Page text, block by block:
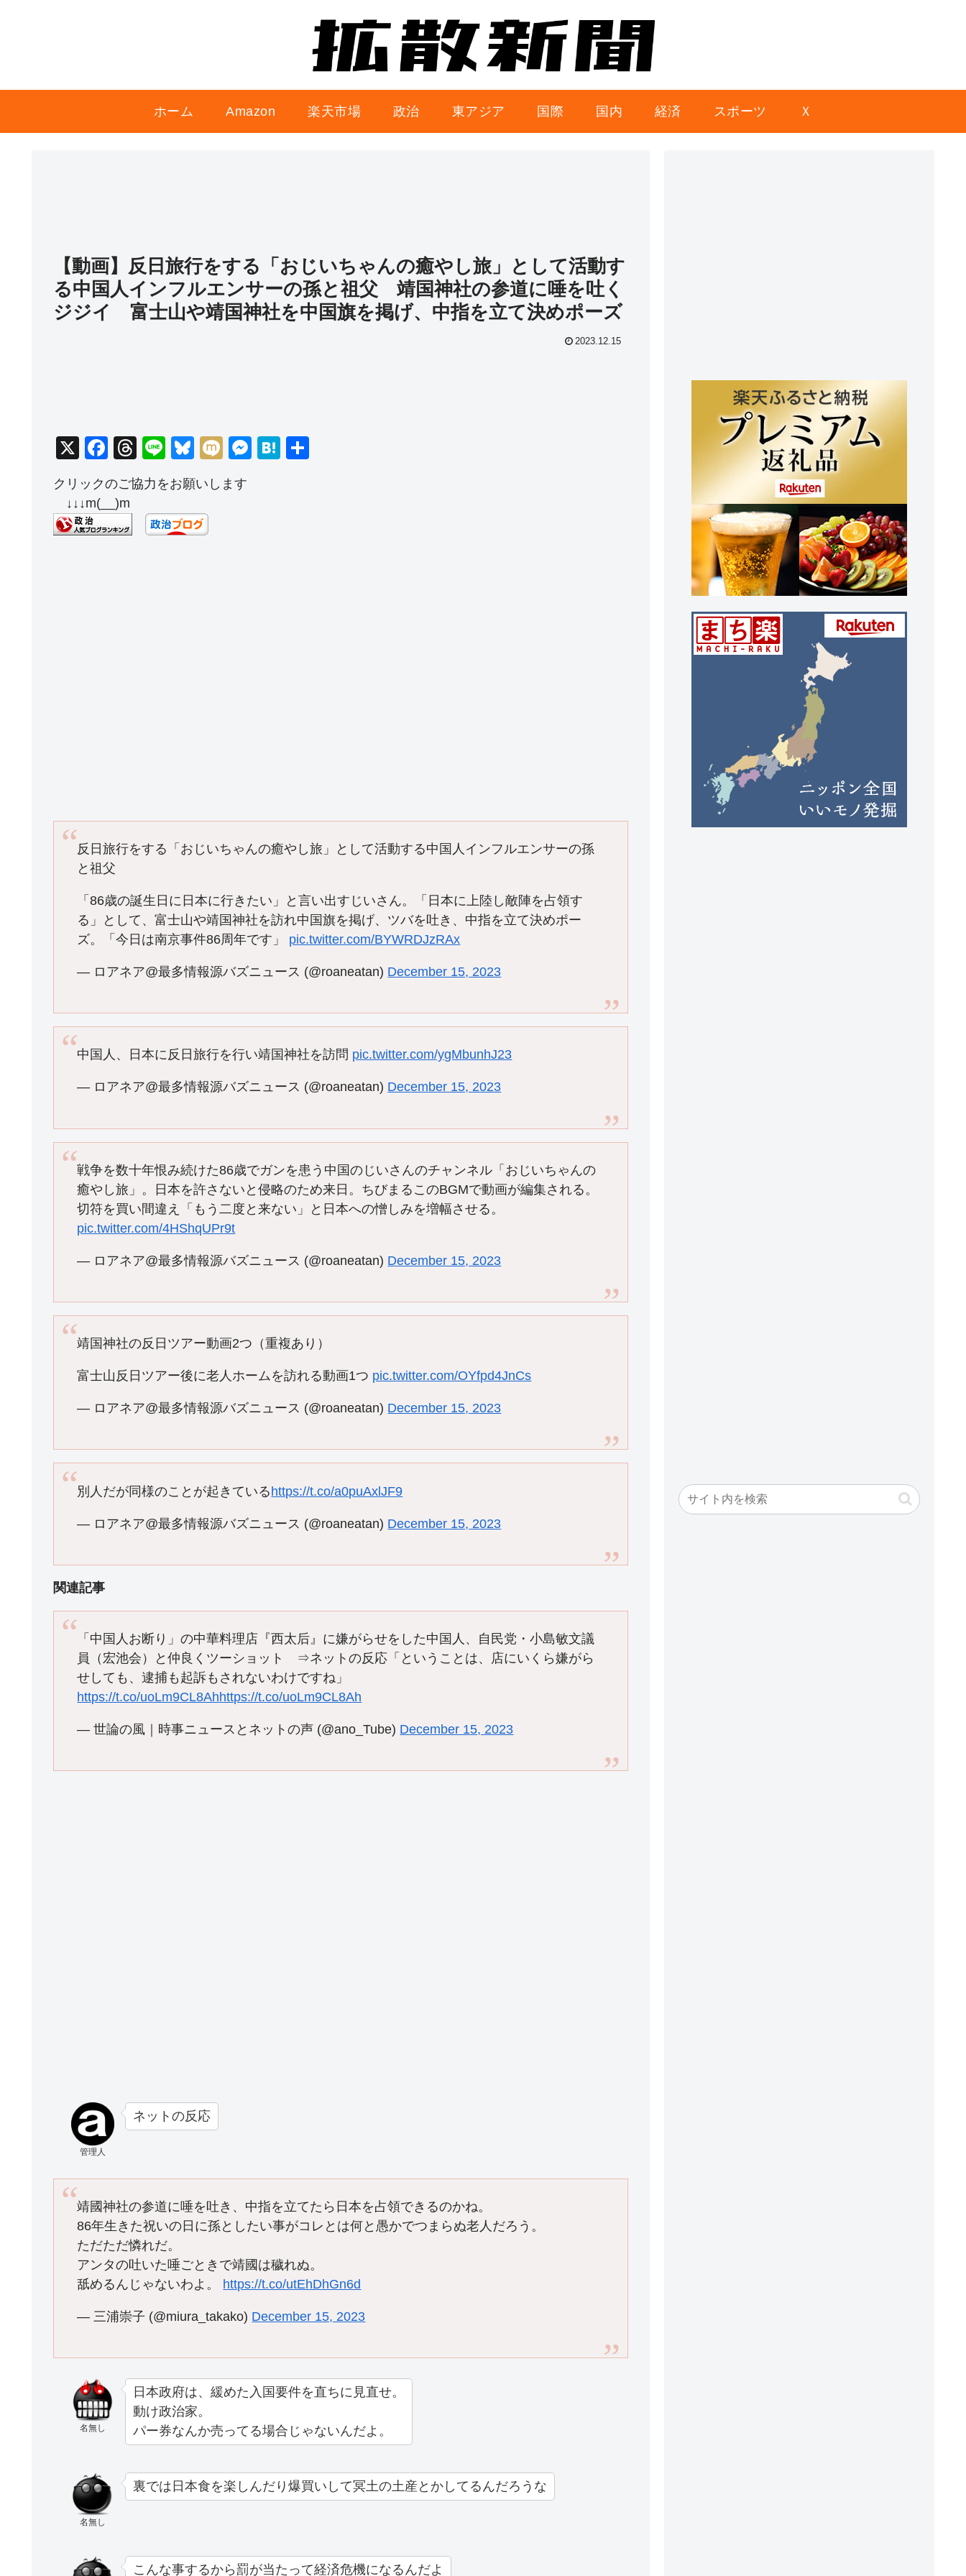
ホーム Amazon 楽天市場 政治 東アジア 国際 国内 経済 スポーツ Ｘ
【動画】反日旅行をする「おじいちゃんの癒やし旅」として活動す
る中国人インフルエンサーの孫と祖父 靖国神社の参道に唾を吐く
ジジイ 富士山や靖国神社を中国旗を掲げ、中指を立て決めポーズ
2023.12.15
X
F
c
e
b
T
hr
e
a
d
Li
e
Bl
e
sk
y
M
M
H
クリックのご協力をお願いします
↓↓↓m(__)m
反日旅行をする「おじいちゃんの癒やし旅」として活動する中国人インフルエンサーの孫
と祖父
「86歳の誕生日に日本に行きたい」と言い出すじいさん。「日本に上陸し敵陣を占領す
る」として、富士山や靖国神社を訪れ中国旗を掲げ、ツバを吐き、中指を立て決めポー
ズ。「今日は南京事件86周年です」 pic.twitter.com/BYWRDJzRAx
— ロアネア@最多情報源バズニュース (@roaneatan) December 15, 2023
中国人、日本に反日旅行を行い靖国神社を訪問 pic.twitter.com/ygMbunhJ23
— ロアネア@最多情報源バズニュース (@roaneatan) December 15, 2023
戦争を数十年恨み続けた86歳でガンを患う中国のじいさんのチャンネル「おじいちゃんの
癒やし旅」。日本を許さないと侵略のため来日。ちびまるこのBGMで動画が編集される。
切符を買い間違え「もう二度と来ない」と日本への憎しみを増幅させる。
pic.twitter.com/4HShqUPr9t
— ロアネア@最多情報源バズニュース (@roaneatan) December 15, 2023
靖国神社の反日ツアー動画2つ（重複あり）
富士山反日ツアー後に老人ホームを訪れる動画1つ pic.twitter.com/OYfpd4JnCs
— ロアネア@最多情報源バズニュース (@roaneatan) December 15, 2023
別人だが同様のことが起きているhttps://t.co/a0puAxlJF9
— ロアネア@最多情報源バズニュース (@roaneatan) December 15, 2023
関連記事
「中国人お断り」の中華料理店『西太后』に嫌がらせをした中国人、自民党・小島敏文議
員（宏池会）と仲良くツーショット ⇒ネットの反応「ということは、店にいくら嫌がら
せしても、逮捕も起訴もされないわけですね」
https://t.co/uoLm9CL8Ahhttps://t.co/uoLm9CL8Ah
— 世論の風｜時事ニュースとネットの声 (@ano_Tube) December 15, 2023
管理人
ネットの反応
靖國神社の参道に唾を吐き、中指を立てたら日本を占領できるのかね。
86年生きた祝いの日に孫としたい事がコレとは何と愚かでつまらぬ老人だろう。
ただただ憐れだ。
アンタの吐いた唾ごときで靖國は穢れぬ。
舐めるんじゃないわよ。 https://t.co/utEhDhGn6d
— 三浦崇子 (@miura_takako) December 15, 2023
名無し
日本政府は、緩めた入国要件を直ちに見直せ。
動け政治家。
パー券なんか売ってる場合じゃないんだよ。
名無し
裏では日本食を楽しんだり爆買いして冥土の土産とかしてるんだろうな
こんな事するから罰が当たって経済危機になるんだよ